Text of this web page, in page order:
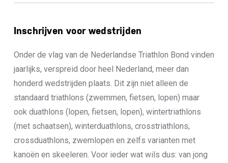
Inschrijven voor wedstrijden
Onder de vlag van de Nederlandse Triathlon Bond vinden
jaarlijks, verspreid door heel Nederland, meer dan
honderd wedstrijden plaats. Dit zijn niet alleen de
standaard triathlons (zwemmen, fietsen, lopen) maar
ook duathlons (lopen, fietsen, lopen), wintertriathlons
(met schaatsen), winterduathlons, crosstriathlons,
crossduathlons, zwemlopen en zelfs varianten met
kanoën en skeeleren. Voor ieder wat wils dus: van jong